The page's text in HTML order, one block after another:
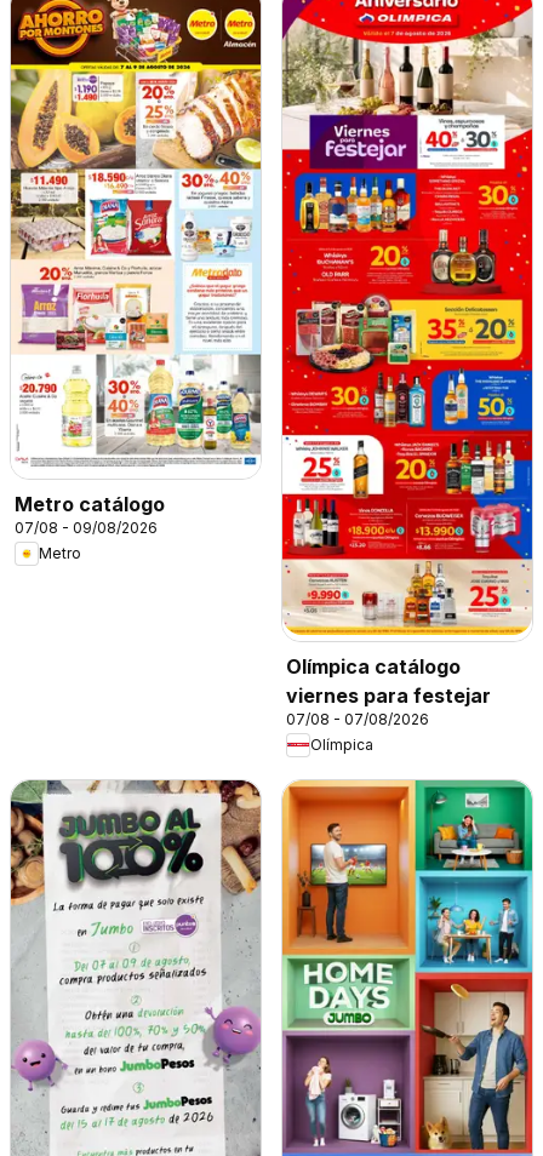
Metro catálogo
07/08 - 09/08/2026
Metro
Olímpica catálogo
viernes para festejar
07/08 - 07/08/2026
Olímpica